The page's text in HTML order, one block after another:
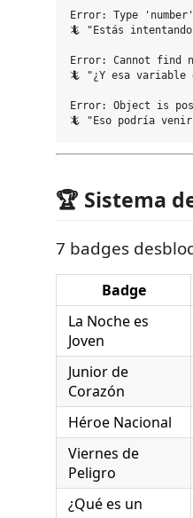
Error: Type
🦎 "Estás
Error: Cannot find
🦎 "¿Y esa variable
Error: Object is
🏆 Sistema
7 badges
Badge
La Noche es
Joven
Junior de
Corazón
Héroe Nacional
Viernes de
Peligro
¿Qué es un